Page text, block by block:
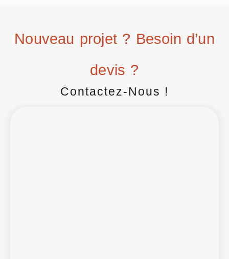
Nouveau projet ? Besoin d’un
devis ?
Contactez-Nous !